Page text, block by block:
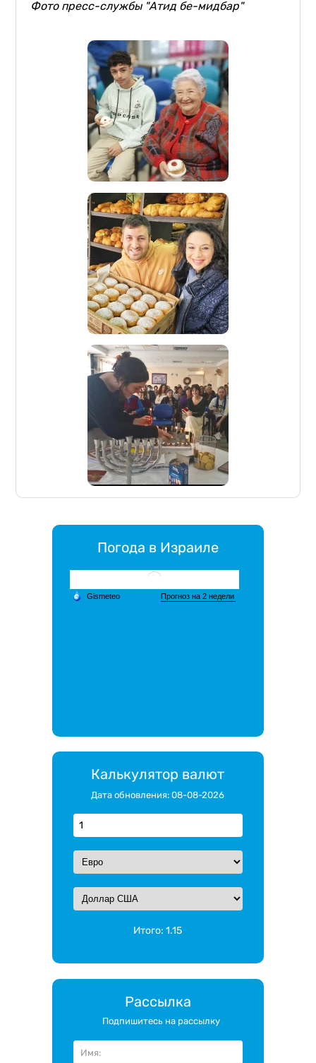
Фото пресс-службы "Атид бе-мидбар"
Погода в Израиле
Калькулятор валют
Дата обновления: 08-08-2026
Итого:1.15
Рассылка
Подпишитесь на рассылку